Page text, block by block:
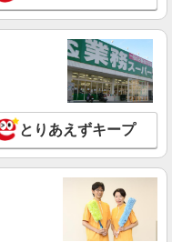
不要＆面接なし！駅チカ
円 ＜日払い有/週払い有/交
む)＞
寄り：江木駅＞
詳細を見る
とりあえずキープ